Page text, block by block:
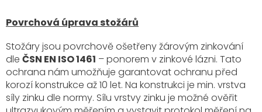
Povrchová úprava stožárů
Stožáry jsou povrchově ošetřeny žárovým zinkování
dle ČSN EN ISO 1461 – ponorem v zinkové lázni. Tato
ochrana nám umožňuje garantovat ochranu před
korozí konstrukce až 10 let. Na konstrukci je min. vrstva
síly zinku dle normy. Sílu vrstvy zinku je možné ověřit